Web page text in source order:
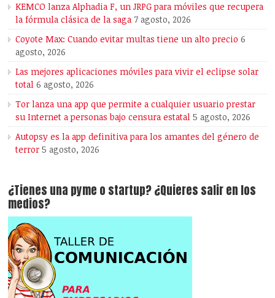
KEMCO lanza Alphadia F, un JRPG para móviles que recupera
la fórmula clásica de la saga 7 agosto, 2026
Coyote Max: Cuando evitar multas tiene un alto precio 6
agosto, 2026
Las mejores aplicaciones móviles para vivir el eclipse solar
total 6 agosto, 2026
Tor lanza una app que permite a cualquier usuario prestar
su Internet a personas bajo censura estatal 5 agosto, 2026
Autopsy es la app definitiva para los amantes del género de
terror 5 agosto, 2026
¿Tienes una pyme o startup? ¿Quieres salir en los
medios?